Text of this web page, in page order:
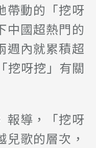
帶動的「挖呀
中國超熱門的
週內就累積超
挖呀挖」有關
報導，「挖呀
歌的層次，